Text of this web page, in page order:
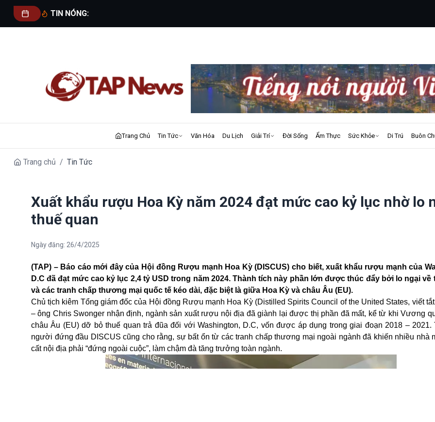
TIN NÓNG:
Trang Chủ Tin Tức Văn Hóa Du Lịch Giải Trí Đời Sống Ẩm Thực Sức Khỏe Di Trú Buôn
Trang chủ / Tin Tức
Xuất khẩu rượu Hoa Kỳ năm 2024 đạt mức cao kỷ lục nhờ lo
thuế quan
Ngày đăng: 26/4/2025
(TAP) – Báo cáo mới đây của Hội đồng Rượu mạnh Hoa Kỳ (DISCUS) cho biết, xuất khẩu rượu mạnh của
D.C đã đạt mức cao kỷ lục 2,4 tỷ USD trong năm 2024. Thành tích này phần lớn được thúc đẩy bởi lo ngại về
và các tranh chấp thương mại quốc tế kéo dài, đặc biệt là giữa Hoa Kỳ và châu Âu (EU).
Chủ tịch kiêm Tổng giám đốc của Hội đồng Rượu mạnh Hoa Kỳ (Distilled Spirits Council of the United States, viết
– ông Chris Swonger nhận định, ngành sản xuất rượu nội địa đã giành lại được thị phần đã mất, kể từ khi Vương
châu Âu (EU) dỡ bỏ thuế quan trả đũa đối với Washington, D.C, vốn được áp dụng trong giai đoạn 2018 – 2021.
người đứng đầu DISCUS cũng cho rằng, sự bất ổn từ các tranh chấp thương mại ngoài ngành đã khiến nhiều nhà
cất nội địa phải “đứng ngoài cuộc”, làm chậm đà tăng trưởng toàn ngành.